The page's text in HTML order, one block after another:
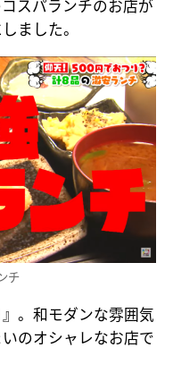
スパランチのお店が
ました。
チ
。和モダンな雰囲気
のオシャレなお店で